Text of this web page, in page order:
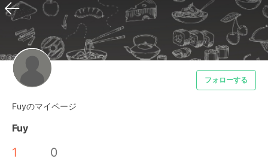
フォローする
Fuyのマイページ
Fuy
1 0